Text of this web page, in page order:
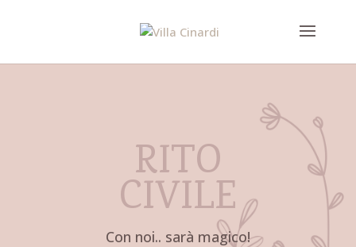
RITO
CIVILE
Con noi.. sarà magico!